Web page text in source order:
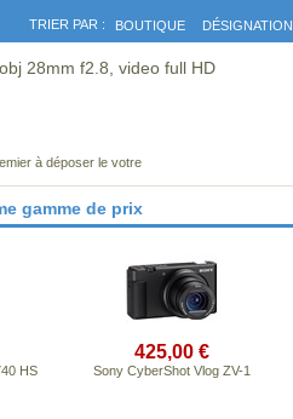
TRIER PAR : BOUTIQUE DÉSIGNATION
28mm f2.8, video full HD
à déposer le votre
gamme de prix
HS
425,00 €
Sony CyberShot Vlog ZV-1